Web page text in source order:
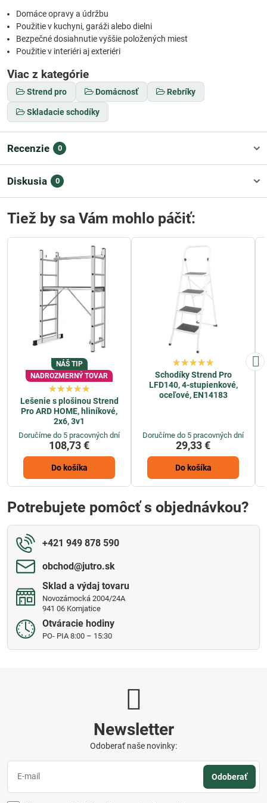
Domáce opravy a údržbu
Použitie v kuchyni, garáži alebo dielni
Bezpečné dosiahnutie vyššie položených miest
Použitie v interiéri aj exteriéri
Viac z kategórie
Strend pro Domácnosť Rebríky
Skladacie schodíky
Recenzie 0
Diskusia 0
Tiež by sa Vám mohlo páčiť:
NÁŠ TIP
NADROZMERNÝ TOVAR
Lešenie s plošinou Strend
Pro ARD HOME, hliníkové,
2x6, 3v1
Doručíme do 5 pracovných dní
108,73 €
Do košíka
Schodíky Strend Pro
LFD140, 4-stupienkové,
oceľové, EN14183
Doručíme do 5 pracovných dní
29,33 €
Do košíka
Potrebujete pomôcť s objednávkou?
+421 949 878 590
obchod​@jutro​.sk
Sklad a výdaj tovaru
Novozámocká 2004/24A
941 06 Komjatice
Otváracie hodiny
PO- PIA 8:00 – 15:30
Newsletter
Odoberať naše novinky:
Odoberať